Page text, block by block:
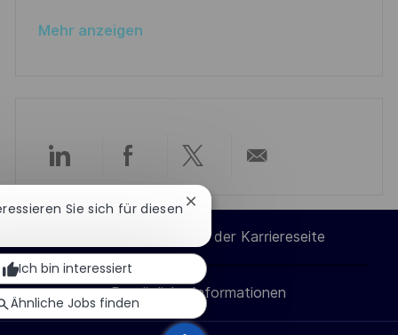
n
ö
l
i
h
u
n
g
Mehr anzeigen
Über
LinkedIn
teilen
Über
Facebook
teilen
Über
Twitter
teilen
E-
Mail
teilen
Cookie-Einstellungen der Karriereseite
Persönliche Informationen
Sie sich für diesen Chatbot-
schließen
Ich bin interessiert
Ähnliche Jobs finden